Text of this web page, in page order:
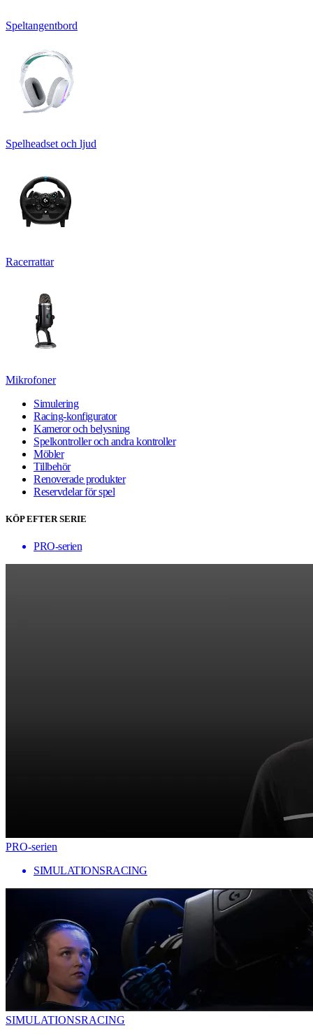
Speltangentbord
Spelheadset och ljud
Racerrattar
Mikrofoner
Simulering
Racing-konfigurator
Kameror och belysning
Spelkontroller och andra kontroller
Möbler
Tillbehör
Renoverade produkter
Reservdelar för spel
KÖP EFTER SERIE
PRO-serien
PRO-serien
SIMULATIONSRACING
SIMULATIONSRACING